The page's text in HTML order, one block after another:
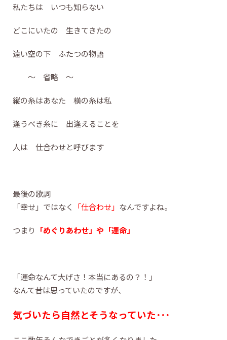
私たちは いつも知らない
どこにいたの 生きてきたの
遠い空の下 ふたつの物語
～ 省略 ～
縦の糸はあなた 横の糸は私
逢うべき糸に 出逢えることを
人は 仕合わせと呼びます
最後の歌詞
「幸せ」ではなく 「仕合わせ」 なんですよね。
つまり 「めぐりあわせ」や「運命」
「運命なんて大げさ！本当にあるの？！」
なんて昔は思っていたのですが、
気づいたら自然とそうなっていた･･･